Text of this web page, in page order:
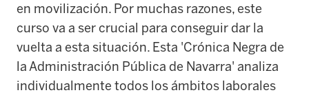
en movilización. Por muchas razones, este
curso va a ser crucial para conseguir dar la
vuelta a esta situación. Esta 'Crónica Negra de
la Administración Pública de Navarra' analiza
individualmente todos los ámbitos laborales